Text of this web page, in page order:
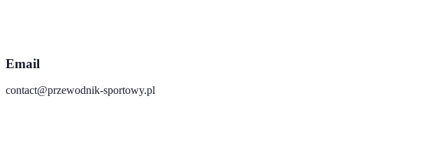
Email
contact@przewodnik-sportowy.pl